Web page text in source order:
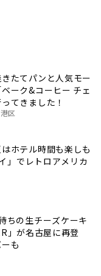
きたてパンと人気モー
ーク&コーヒー チェ
てきました！
区
はホテル時間も楽しも
」でレトロアメリカ
ちの生チーズケーキ
」が名古屋に再登
も